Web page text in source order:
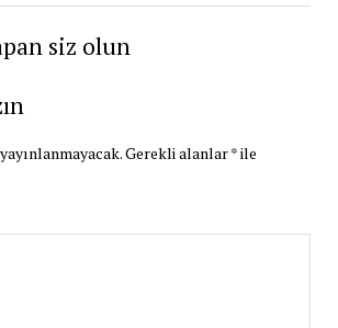
siz olun
Gerekli alanlar*ile